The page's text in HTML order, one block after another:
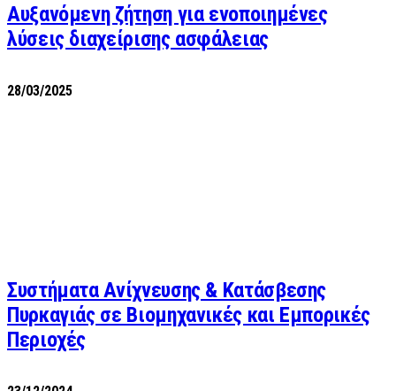
Αυξανόμενη ζήτηση για ενοποιημένες
λύσεις διαχείρισης ασφάλειας
28/03/2025
Συστήματα Ανίχνευσης & Κατάσβεσης
Πυρκαγιάς σε Βιομηχανικές και Εμπορικές
Περιοχές